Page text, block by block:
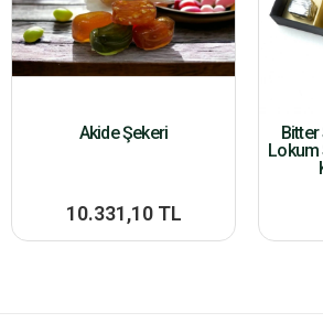
Akide Şekeri
10.331,10 TL
Bitter
Lokum